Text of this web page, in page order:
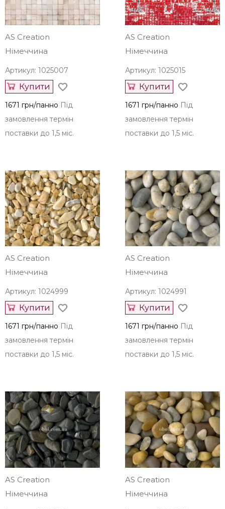
AS Creation
Німеччина
Артикул: 1025007
Купити
1671 грн/панно Під
замовлення термін
поставки до 1,5 міс.
AS Creation
Німеччина
Артикул: 1025015
Купити
1671 грн/панно Під
замовлення термін
поставки до 1,5 міс.
AS Creation
Німеччина
Артикул: 1024999
Купити
1671 грн/панно Під
замовлення термін
поставки до 1,5 міс.
AS Creation
Німеччина
Артикул: 1024991
Купити
1671 грн/панно Під
замовлення термін
поставки до 1,5 міс.
AS Creation
Німеччина
AS Creation
Німеччина